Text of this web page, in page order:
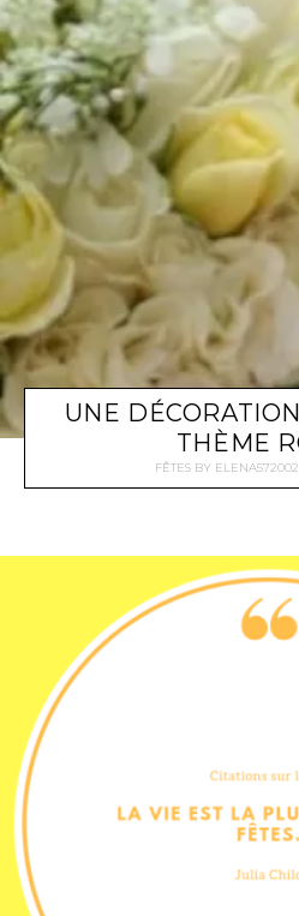
UNE
THÈME
FÊTESBY ELENA572002